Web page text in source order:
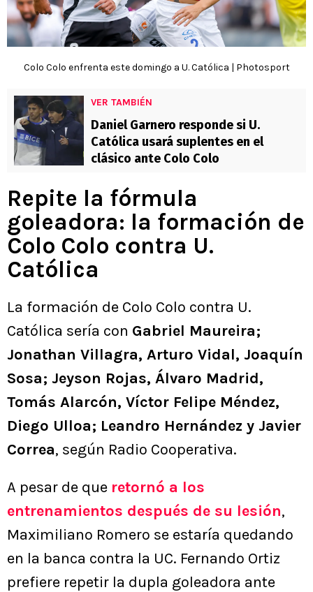
Colo Colo enfrenta este domingo a U. Católica | Photosport
VER TAMBIÉN
Daniel Garnero responde si U.
Católica usará suplentes en el
clásico ante Colo Colo
Repite la fórmula
goleadora: la formación de
Colo Colo contra U.
Católica
La formación de Colo Colo contra U.
Católica sería con Gabriel Maureira;
Jonathan Villagra, Arturo Vidal, Joaquín
Sosa; Jeyson Rojas, Álvaro Madrid,
Tomás Alarcón, Víctor Felipe Méndez,
Diego Ulloa; Leandro Hernández y Javier
Correa, según Radio Cooperativa.
A pesar de que retornó a los
entrenamientos después de su lesión,
Maximiliano Romero se estaría quedando
en la banca contra la UC. Fernando Ortiz
prefiere repetir la dupla goleadora ante